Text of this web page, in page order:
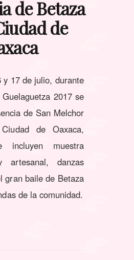
de Betaza
de
y 17 de julio, durante
2017 se
de San Melchor
de Oaxaca,
incluyen muestra
artesanal, danzas
gran baile de Betaza
de la comunidad.